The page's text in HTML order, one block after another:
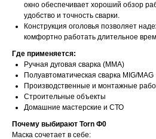
окно обеспечивает хороший обзор
удобство и точность сварки.
Конструкция оголовья позволяет
комфортно работать длительное
Где применяется:
Ручная дуговая сварка (MMA)
Полуавтоматическая сварка MIG/MAG
Производственные и монтажные
Строительные объекты
Домашние мастерские и СТО
Почему выбирают Torn Ф0
Маска сочетает в себе: